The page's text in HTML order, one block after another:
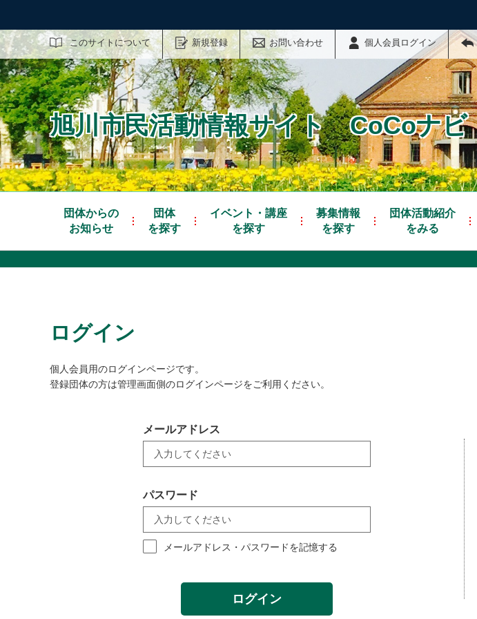
このサイトについて 新規登録 お問い合わせ 個人会員ログイン
サイト内検索
旭川市民活動情報サイト CoCoナビ
団体からの
お知らせ
団体
を探す
イベント・講座
を探す
募集情報
を探す
団体活動紹介
をみる
ログイン
個人会員用のログインページです。
登録団体の方は管理画面側のログインページをご利用ください。
メールアドレス
パスワード
メールアドレス・パスワードを記憶する
ログイン